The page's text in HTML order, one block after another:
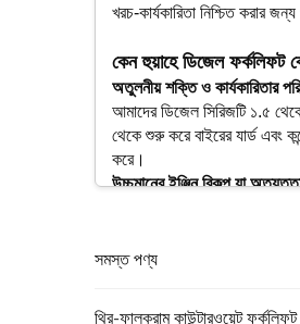
খরচ-কার্যকারিতা নিশ্চিত করার
কেন হুয়াহে ডিজেল ফর্কলিফট
অতুলনীয় শক্তি ও কার্যকারিতার
আমাদের ডিজেল সিরিজটি ১.৫
থেকে শুরু করে বাইরের যার্ড এবং
করে।
উচ্চমানের ইঞ্জিন বিকল্প যা
যেগুলি অসাধারণ জ্বালানি
সাহায্য করে।
শক্তিশালী ফ্রেম এবং দৃঢ়
সমস্ত পণ্য
থ্রি-ফালক্রাম কাউন্টারওয়েট ফর্কলিফট